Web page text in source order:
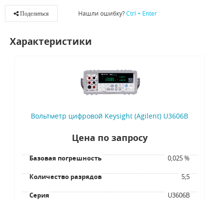
Поделиться Нашли ошибку?Ctrl + Enter
Характеристики
Вольтметр цифровой Keysight (Agilent) U3606B
Цена по запросу
Базовая погрешность 0,025 %
Количество разрядов 5;5
Серия U3606B